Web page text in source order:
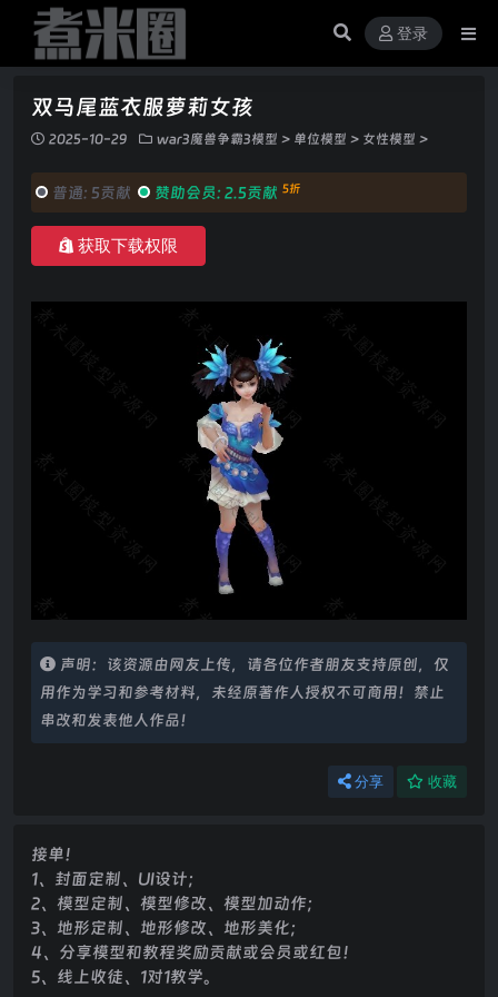
登录
双马尾蓝衣服萝莉女孩
2025-10-29 war3魔兽争霸3模型 > 单位模型 > 女性模型 >
普通: 5贡献 赞助会员: 2.5贡献 5折
获取下载权限
声明：该资源由网友上传，请各位作者朋友支持原创，仅
用作为学习和参考材料，未经原著作人授权不可商用！禁止
串改和发表他人作品！
分享 收藏
接单！
1、封面定制、UI设计；
2、模型定制、模型修改、模型加动作；
3、地形定制、地形修改、地形美化；
4、分享模型和教程奖励贡献或会员或红包！
5、线上收徒、1对1教学。